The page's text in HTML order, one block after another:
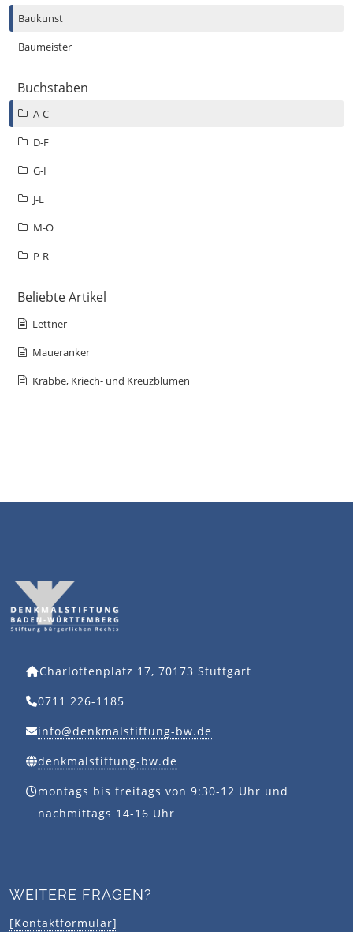
Baukunst
Baumeister
Buchstaben
A-C
D-F
G-I
J-L
M-O
P-R
Beliebte Artikel
Lettner
Maueranker
Krabbe, Kriech- und Kreuzblumen
Charlottenplatz 17, 70173 Stuttgart
0711 226-1185
info@denkmalstiftung-bw.de
denkmalstiftung-bw.de
montags bis freitags von 9:30-12 Uhr und
nachmittags 14-16 Uhr
WEITERE FRAGEN?
[Kontaktformular]